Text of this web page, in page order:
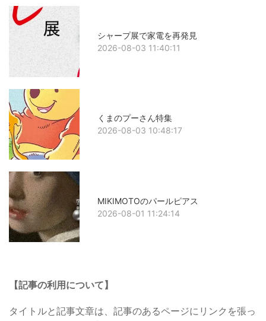
シャープ展で家電を再発見
2026-08-03 11:40:11
くまのプーさん特集
2026-08-03 10:48:17
MIKIMOTOのパールピアス
2026-08-01 11:24:14
【記事の利用について】
タイトルと記事文章は、記事のあるページにリンクを張っ